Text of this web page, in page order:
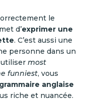
le
d’exprimer une
. C’est aussi une
personne dans un
utiliser most
funniest, vous
anglaise
riche et nuancée.